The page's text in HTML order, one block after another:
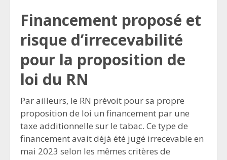
Financement proposé et
risque d’irrecevabilité
pour la proposition de
loi du RN
Par ailleurs, le RN prévoit pour sa propre
proposition de loi un financement par une
taxe additionnelle sur le tabac. Ce type de
financement avait déjà été jugé irrecevable en
mai 2023 selon les mêmes critères de